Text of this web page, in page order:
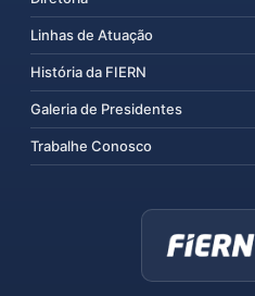
Linhas de Atuação
História da FIERN
Galeria de Presidentes
Trabalhe Conosco